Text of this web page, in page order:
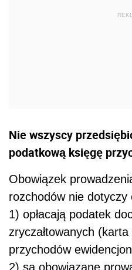
Nie wszyscy
podatkową księgę
Obowiązek
rozchodów nie dotyczy
1) opłacają podatek
zryczałtowanych
przychodów
2) są obowiązane